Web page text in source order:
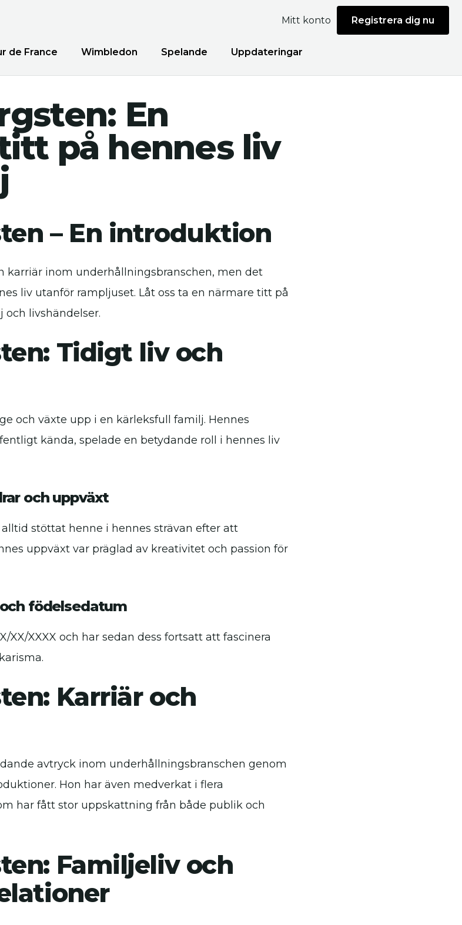
de France Wimbledon Spelande Uppdateringar
Mitt konto Registrera dig nu
En
på hennes liv
– En introduktion
karriär inom underhållningsbranschen, men det
liv utanför rampljuset. Låt oss ta en närmare titt på
och livshändelser.
Tidigt liv och
och växte upp i en kärleksfull familj. Hennes
kända, spelade en betydande roll i hennes liv
och uppväxt
stöttat henne i hennes strävan efter att
uppväxt var präglad av kreativitet och passion för
födelsedatum
XX/XXXX och har sedan dess fortsatt att fascinera
Karriär och
avtryck inom underhållningsbranschen genom
Hon har även medverkat i flera
har fått stor uppskattning från både publik och
Familjeliv och